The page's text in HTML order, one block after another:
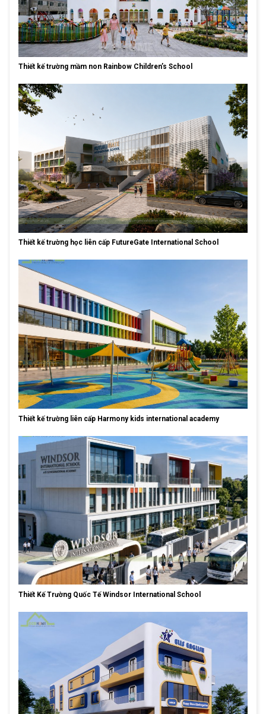
Thiết kế trường mầm non Rainbow Children’s School
Thiết kế trường học liên cấp FutureGate International School
Thiết kế trường liên cấp Harmony kids international academy
Thiết Kế Trường Quốc Tế Windsor International School